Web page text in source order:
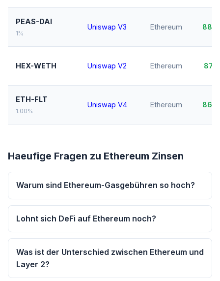
PEAS-DAI
1%
Uniswap V3 Ethereum
HEX-WETH Uniswap V2 Ethereum
ETH-FLT
1.00%
Uniswap V4 Ethereum
Haeufige Fragen zu Ethereum Zinsen
Warum sind Ethereum-Gasgebühren so hoch?
Lohnt sich DeFi auf Ethereum noch?
Was ist der Unterschied zwischen Ethereum und
Layer 2?